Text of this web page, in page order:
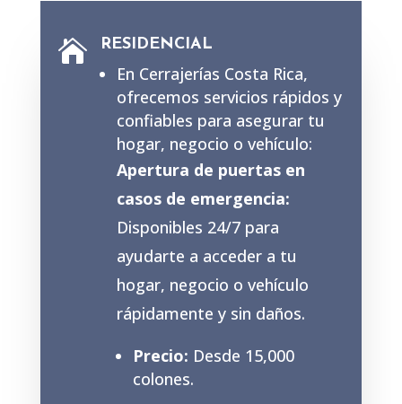
 RESIDENCIAL
En Cerrajerías Costa Rica,
ofrecemos servicios rápidos y
confiables para asegurar tu
hogar, negocio o vehículo:
Apertura de puertas en
casos de emergencia:
Disponibles 24/7 para
ayudarte a acceder a tu
hogar, negocio o vehículo
rápidamente y sin daños.
Precio: Desde 15,000
colones.